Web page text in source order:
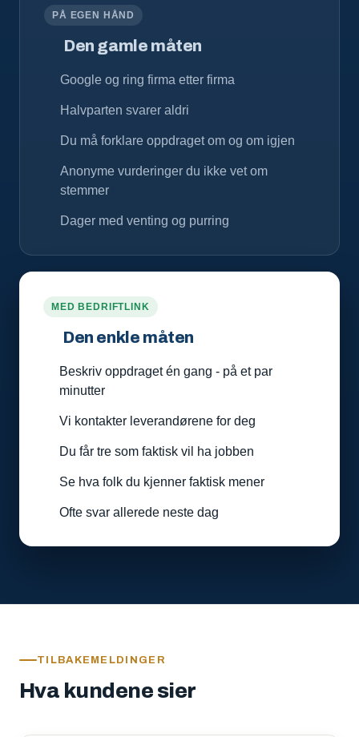
PÅ EGEN HÅND
Den gamle måten
Google og ring firma etter firma
Halvparten svarer aldri
Du må forklare oppdraget om og om igjen
Anonyme vurderinger du ikke vet om
stemmer
Dager med venting og purring
MED BEDRIFTLINK
Den enkle måten
Beskriv oppdraget én gang - på et par
minutter
Vi kontakter leverandørene for deg
Du får tre som faktisk vil ha jobben
Se hva folk du kjenner faktisk mener
Ofte svar allerede neste dag
TILBAKEMELDINGER
Hva kundene sier